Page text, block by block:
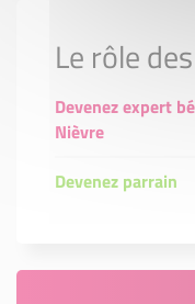
Le rôle
Devenez expert
Nièvre
Devenez parrain